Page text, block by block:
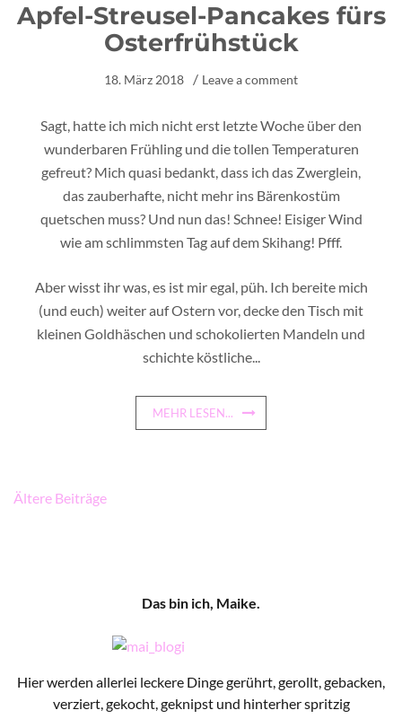
Apfel-Streusel-Pancakes fürs
Osterfrühstück
18. März 2018 Leave a comment
Sagt, hatte ich mich nicht erst letzte Woche über den
wunderbaren Frühling und die tollen Temperaturen
gefreut? Mich quasi bedankt, dass ich das Zwerglein,
das zauberhafte, nicht mehr ins Bärenkostüm
quetschen muss? Und nun das! Schnee! Eisiger Wind
wie am schlimmsten Tag auf dem Skihang! Pfff.
Aber wisst ihr was, es ist mir egal, püh. Ich bereite mich
(und euch) weiter auf Ostern vor, decke den Tisch mit
kleinen Goldhäschen und schokolierten Mandeln und
schichte köstliche...
MEHR LESEN...
Beitragsnavigation
Ältere Beiträge
Das bin ich, Maike.
Hier werden allerlei leckere Dinge gerührt, gerollt, gebacken,
verziert, gekocht, geknipst und hinterher spritzig